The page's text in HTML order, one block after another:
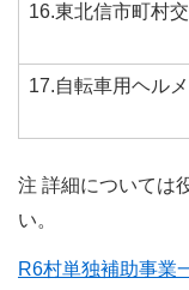
16.東北信市町
17.自転車用ヘル
注 詳細については
い。
R6村単独補助事業